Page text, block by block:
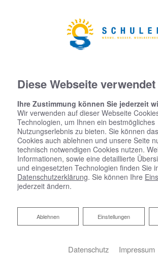
Diese Webseite
Ihre Zustimmung können Sie jederzeit
Wir verwenden auf dieser Webseite
Technologien, um Ihnen ein bestmögliches
Nutzungserlebnis zu bieten. Sie können
Cookies auch ablehnen und unsere Seite
technisch notwendigen Cookies nutzen.
Informationen, sowie eine detaillierte
und eingesetzten Technologien finden Sie
Datenschutzerklärung. Sie können Ihre
jederzeit ändern.
Einstellungen
Ablehnen
Ablehnen
Datenschutz Impressum